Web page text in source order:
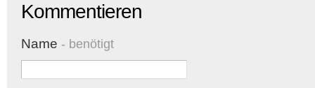
Kommentieren
Name - benötigt